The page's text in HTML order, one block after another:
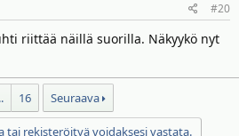
#20
riittää näillä suorilla. Näkyykö nyt
16 Seuraava
tai rekisteröityä voidaksesi vastata.